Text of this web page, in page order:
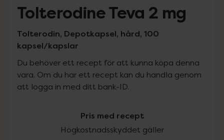
Tolterodine Teva 2 mg
Tolterodin, Depotkapsel, hård, 100
kapsel/kapslar
Du behöver ett recept för att kunna köpa denna
vara. Om du har ett recept kan du handla genom
att logga in med ditt bank-ID.
Pris med recept
Högkostnadsskyddet gäller